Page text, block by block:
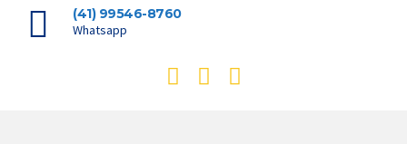
(41) 99546-8760
Whatsapp